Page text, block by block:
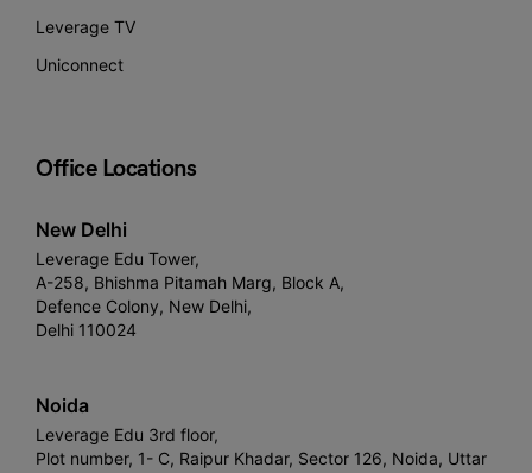
Leverage TV
Uniconnect
Office Locations
New Delhi
Leverage Edu Tower,
A-258, Bhishma Pitamah Marg, Block A,
Defence Colony, New Delhi,
Delhi 110024
Noida
Leverage Edu 3rd floor,
Plot number, 1- C, Raipur Khadar, Sector 126, Noida, Uttar